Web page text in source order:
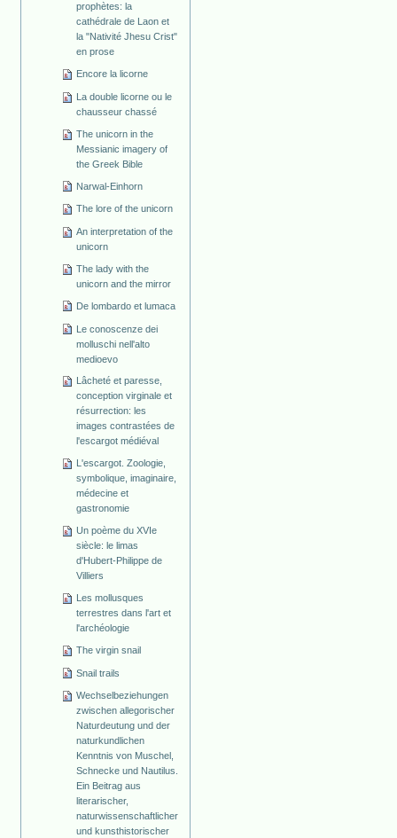
prophètes: la
cathédrale de Laon et
la "Nativité Jhesu Crist"
en prose
Encore la licorne
La double licorne ou le
chausseur chassé
The unicorn in the
Messianic imagery of
the Greek Bible
Narwal-Einhorn
The lore of the unicorn
An interpretation of the
unicorn
The lady with the
unicorn and the mirror
De lombardo et lumaca
Le conoscenze dei
molluschi nell'alto
medioevo
Lâcheté et paresse,
conception virginale et
résurrection: les
images contrastées de
l'escargot médiéval
L'escargot. Zoologie,
symbolique, imaginaire,
médecine et
gastronomie
Un poème du XVIe
siècle: le limas
d'Hubert-Philippe de
Villiers
Les mollusques
terrestres dans l'art et
l'archéologie
The virgin snail
Snail trails
Wechselbeziehungen
zwischen allegorischer
Naturdeutung und der
naturkundlichen
Kenntnis von Muschel,
Schnecke und Nautilus.
Ein Beitrag aus
literarischer,
naturwissenschaftlicher
und kunsthistorischer